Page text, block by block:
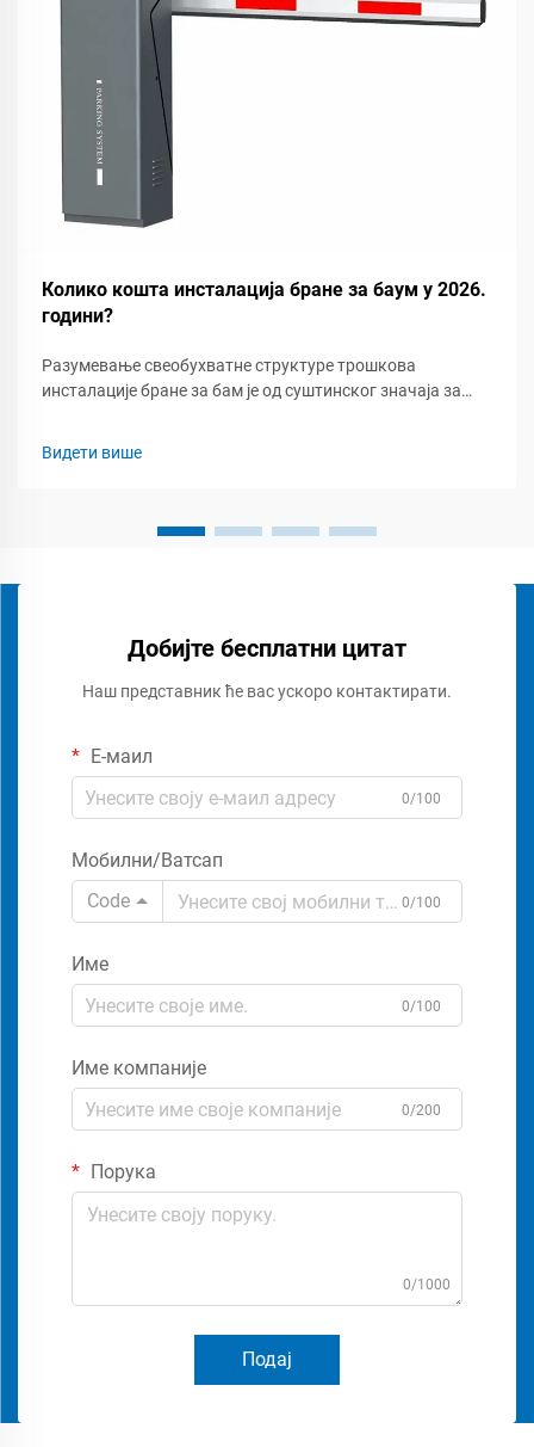
Колико кошта инсталација бране за баум у 2026.
години?
Разумевање свеобухватне структуре трошкова
инсталације бране за бам је од суштинског значаја за
аутоматизоване системе контроле приступа 2026.
Видети више
Добијте бесплатни цитат
Наш представник ће вас ускоро контактирати.
Е-маил
0/100
Мобилни/Ватсап
Code
0/100
Име
0/100
Име компаније
0/200
Порука
0/1000
Подај